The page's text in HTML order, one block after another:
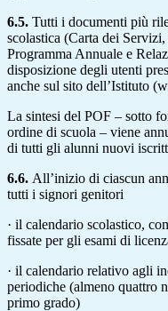
6.5. Tutti i documenti più
scolastica (Carta dei
Programma Annuale e
disposizione degli utenti
anche sul sito dell’Istituto
La sintesi del POF – sotto
ordine di scuola – viene
di tutti gli alunni nuovi
6.6. All’inizio di ciascun
tutti i signori genitori
· il calendario scolastico,
fissate per gli esami di
· il calendario relativo agli
periodiche (almeno quattro
primo grado)